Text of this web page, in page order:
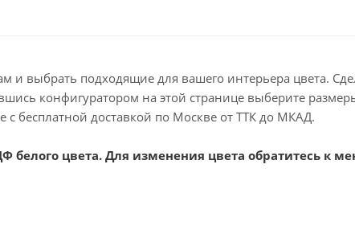
и выбрать подходящие для вашего интерьера цвета.
конфигуратором на этой странице выберите
бесплатной доставкой по Москве от ТТК до МКАД.
белого цвета. Для изменения цвета обратитесь к